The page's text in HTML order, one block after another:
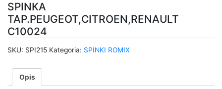
SPINKA
TAP.PEUGEOT,CITROEN,RENAULT
C10024
SKU: SPI215 Kategoria: SPINKI ROMIX
Opis